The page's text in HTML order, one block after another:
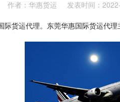
作者：华惠货运 发表时间：
际货运代理。东莞华惠国际货运代